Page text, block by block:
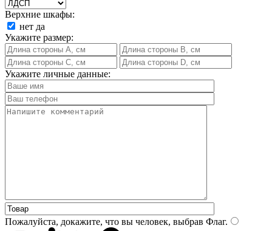
Верхние шкафы:
нет да
Укажите размер:
Укажите личные данные:
Пожалуйста, докажите, что вы человек, выбрав Флаг.